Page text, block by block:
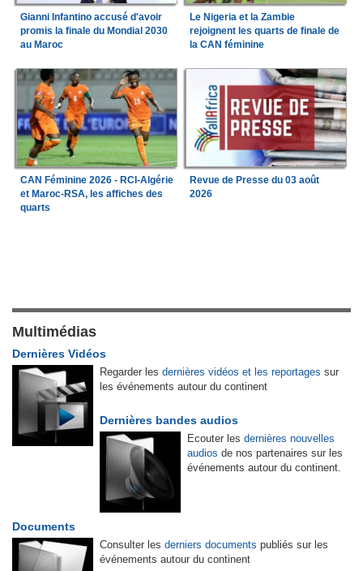
Gianni Infantino accusé d'avoir
promis la finale du Mondial 2030
au Maroc
Le Nigeria et la Zambie
rejoignent les quarts de finale de
la CAN féminine
CAN Féminine 2026 - RCI-Algérie
et Maroc-RSA, les affiches des
quarts
Revue de Presse du 03 août
2026
Multimédias
Dernières Vidéos
Regarder les dernières vidéos et les reportages sur
les événements autour du continent
Dernières bandes audios
Ecouter les dernières nouvelles
audios de nos partenaires sur les
événements autour du continent.
Documents
Consulter les derniers documents publiés sur les
événements autour du continent